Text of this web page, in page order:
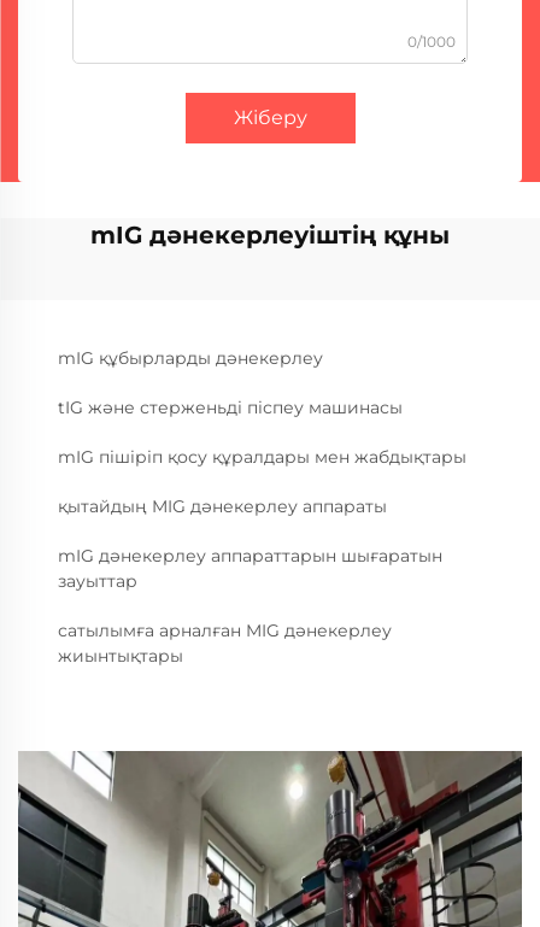
0/1000
Жіберу
mIG дәнекерлеуіштің құны
mIG құбырларды дәнекерлеу
tIG және стерженьді піспеу машинасы
mIG пішіріп қосу құралдары мен жабдықтары
қытайдың MIG дәнекерлеу аппараты
mIG дәнекерлеу аппараттарын шығаратын
зауыттар
сатылымға арналған MIG дәнекерлеу
жиынтықтары